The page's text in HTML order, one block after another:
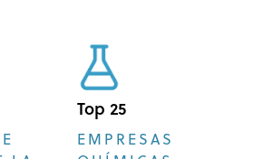
Top 25
EMPRESAS